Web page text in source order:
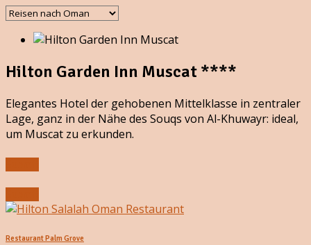
Hilton Garden Inn Muscat ****
Elegantes Hotel der gehobenen Mittelklasse in zentraler
Lage, ganz in der Nähe des Souqs von Al-Khuwayr: ideal,
um Muscat zu erkunden.
Restaurant Palm Grove